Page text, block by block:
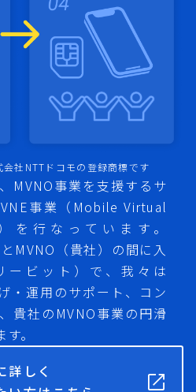
社NTTドコモの登録商標です
MVNO事業を支援するサ
事業（Mobile Virtual
を行なっています。
MVNO（貴社）の間に入
ービット）で、我々は
・運用のサポート、コン
貴社のMVNO事業の円滑
。
詳しく
open_in_new